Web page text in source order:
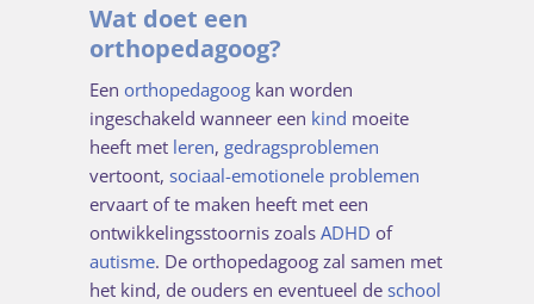
Wat doet een
orthopedagoog?
Een orthopedagoog kan worden
ingeschakeld wanneer een kind moeite
heeft met leren, gedragsproblemen
vertoont, sociaal-emotionele problemen
ervaart of te maken heeft met een
ontwikkelingsstoornis zoals ADHD of
autisme. De orthopedagoog zal samen met
het kind, de ouders en eventueel de school